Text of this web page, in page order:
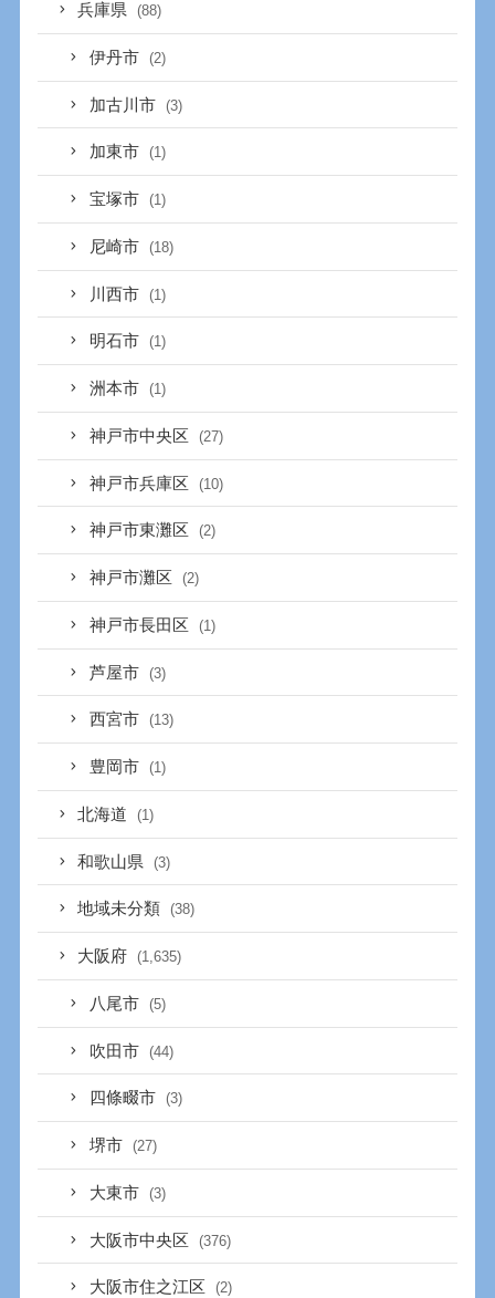
兵庫県 (88)
伊丹市 (2)
加古川市 (3)
加東市 (1)
宝塚市 (1)
尼崎市 (18)
川西市 (1)
明石市 (1)
洲本市 (1)
神戸市中央区 (27)
神戸市兵庫区 (10)
神戸市東灘区 (2)
神戸市灘区 (2)
神戸市長田区 (1)
芦屋市 (3)
西宮市 (13)
豊岡市 (1)
北海道 (1)
和歌山県 (3)
地域未分類 (38)
大阪府 (1,635)
八尾市 (5)
吹田市 (44)
四條畷市 (3)
堺市 (27)
大東市 (3)
大阪市中央区 (376)
大阪市住之江区 (2)